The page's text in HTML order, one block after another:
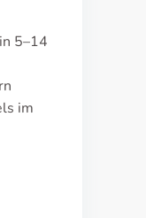
5–14
im